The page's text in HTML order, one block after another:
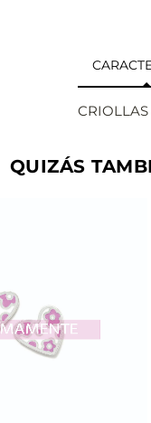
QUIZÁS
AÑADIR